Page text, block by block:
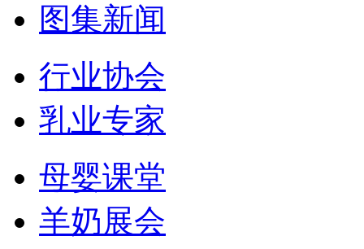
图集新闻
行业协会
乳业专家
母婴课堂
羊奶展会